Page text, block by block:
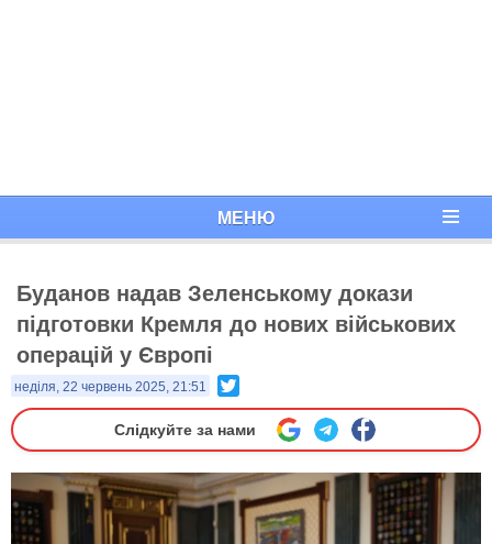
МЕНЮ
Буданов надав Зеленському докази
підготовки Кремля до нових військових
операцій у Європі
неділя, 22 червень 2025, 21:51
Слідкуйте за нами